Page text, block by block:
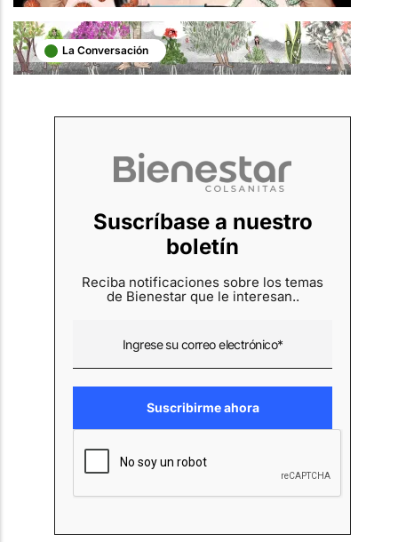
La Conversación
Suscríbase a nuestro
boletín
Reciba notificaciones sobre los temas
de Bienestar que le interesan..